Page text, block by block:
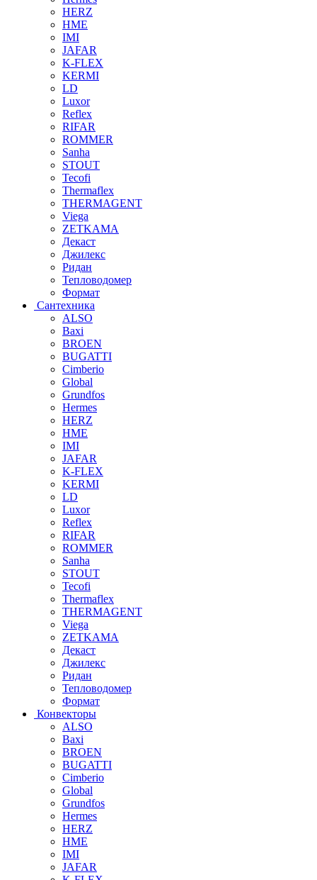
HERZ
HME
IMI
JAFAR
K-FLEX
KERMI
LD
Luxor
Reflex
RIFAR
ROMMER
Sanha
STOUT
Tecofi
Thermaflex
THERMAGENT
Viega
ZETKAMA
Декаст
Джилекс
Ридан
Тепловодомер
Формат
Сантехника
ALSO
Baxi
BROEN
BUGATTI
Cimberio
Global
Grundfos
Hermes
HERZ
HME
IMI
JAFAR
K-FLEX
KERMI
LD
Luxor
Reflex
RIFAR
ROMMER
Sanha
STOUT
Tecofi
Thermaflex
THERMAGENT
Viega
ZETKAMA
Декаст
Джилекс
Ридан
Тепловодомер
Формат
Конвекторы
ALSO
Baxi
BROEN
BUGATTI
Cimberio
Global
Grundfos
Hermes
HERZ
HME
IMI
JAFAR